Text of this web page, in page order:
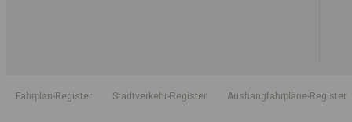
Fahrplan-Register Stadtverkehr-Register Aushangfahrpläne-Register